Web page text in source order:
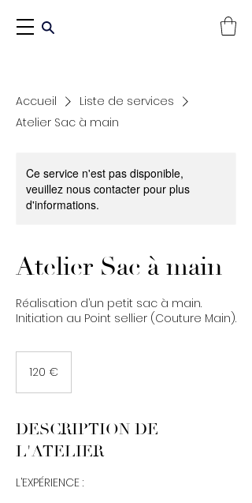
Accueil
Liste de services
Atelier Sac à main
Ce service n'est pas disponible,
veuillez nous contacter pour plus
d'informations.
Atelier Sac à main
Réalisation d’un petit sac à main.
Initiation au Point sellier (Couture Main).
120 €
DESCRIPTION DE
L'ATELIER
L’EXPÉRIENCE :